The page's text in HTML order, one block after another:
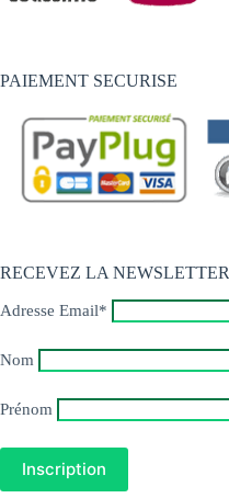
PAIEMENT SECURISE
RECEVEZ LA NEWSLETTER
Adresse Email*
Nom
Prénom